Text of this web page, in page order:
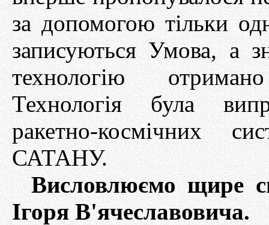
за допомогою тільки
записуються Умова, а
технологію
Технологія була
ракетно-космічних
САТАНУ.
Висловлюємо щире
Ігоря В'ячеславовича.